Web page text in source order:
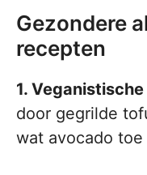
Gezondere
recepten
1.
door gegrilde
wat avocado